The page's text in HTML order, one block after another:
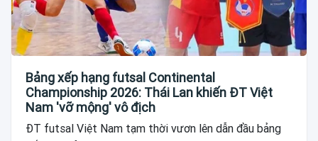
Bảng xếp hạng futsal Continental
Championship 2026: Thái Lan khiến ĐT Việt
Nam 'vỡ mộng' vô địch
ĐT futsal Việt Nam tạm thời vươn lên dẫn đầu bảng